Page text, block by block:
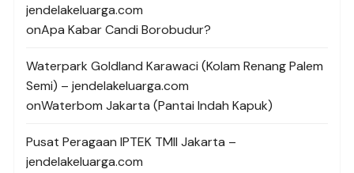
jendelakeluarga.com
onApa Kabar Candi Borobudur?
Waterpark Goldland Karawaci (Kolam Renang Palem
Semi) – jendelakeluarga.com
onWaterbom Jakarta (Pantai Indah Kapuk)
Pusat Peragaan IPTEK TMII Jakarta –
jendelakeluarga.com